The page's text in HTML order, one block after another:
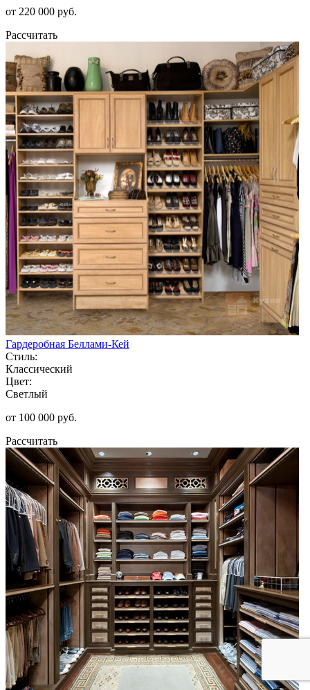
от 220 000 руб.
Рассчитать
Гардеробная Беллами-Кей
Стиль:
Классический
Цвет:
Светлый
от 100 000 руб.
Рассчитать